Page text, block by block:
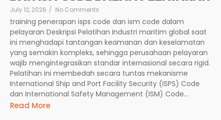
July 12, 2026 / No Comments
training penerapan isps code dan ism code dalam
pelayaran Deskripsi Pelatihan Industri maritim global saat
ini menghadapi tantangan keamanan dan keselamatan
yang semakin kompleks, sehingga perusahaan pelayaran
wajib mengintegrasikan standar internasional secara rigid.
Pelatihan ini membedah secara tuntas mekanisme
International Ship and Port Facility Security (ISPS) Code
dan International Safety Management (ISM) Code...
Read More